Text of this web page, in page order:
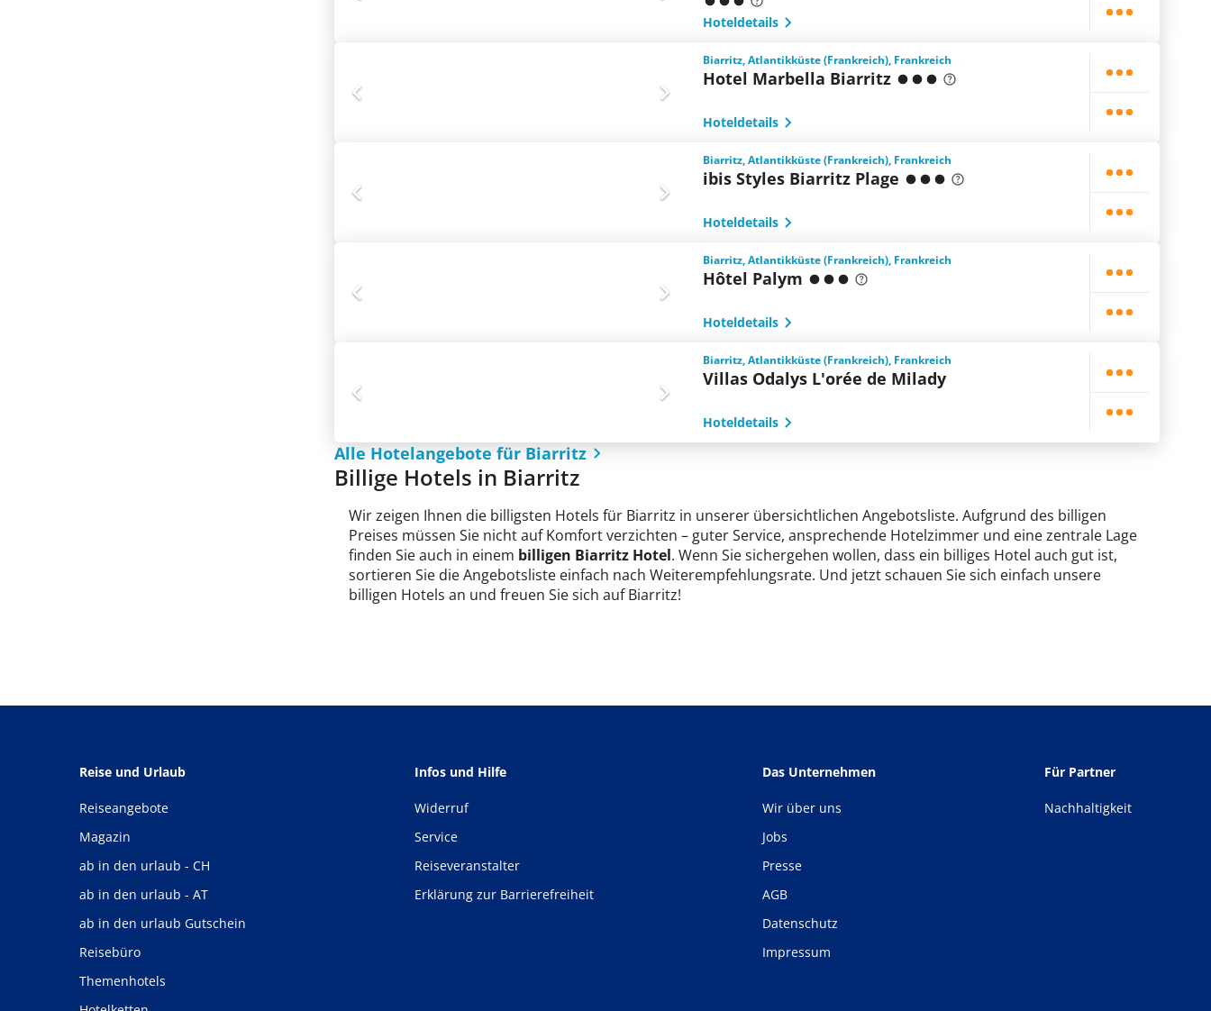
Hoteldetails
Biarritz, Atlantikküste (Frankreich), Frankreich
Hotel Marbella Biarritz
Hoteldetails
Biarritz, Atlantikküste (Frankreich), Frankreich
ibis Styles Biarritz Plage
Hoteldetails
Biarritz, Atlantikküste (Frankreich), Frankreich
Hôtel Palym
Hoteldetails
Biarritz, Atlantikküste (Frankreich), Frankreich
Villas Odalys L'orée de Milady
Hoteldetails
Alle Hotelangebote für Biarritz
Billige Hotels in Biarritz
Wir zeigen Ihnen die billigsten Hotels für Biarritz in unserer übersichtlichen Angebotsliste. Aufgrund des billigen
Preises müssen Sie nicht auf Komfort verzichten – guter Service, ansprechende Hotelzimmer und eine zentrale Lage
finden Sie auch in einem billigen Biarritz Hotel. Wenn Sie sichergehen wollen, dass ein billiges Hotel auch gut ist,
sortieren Sie die Angebotsliste einfach nach Weiterempfehlungsrate. Und jetzt schauen Sie sich einfach unsere
billigen Hotels an und freuen Sie sich auf Biarritz!
Reise und Urlaub
Reiseangebote
Magazin
ab in den urlaub - CH
ab in den urlaub - AT
ab in den urlaub Gutschein
Reisebüro
Themenhotels
Infos und Hilfe
Widerruf
Service
Reiseveranstalter
Erklärung zur Barrierefreiheit
Das Unternehmen
Wir über uns
Jobs
Presse
AGB
Datenschutz
Impressum
Für Partner
Nachhaltigkeit